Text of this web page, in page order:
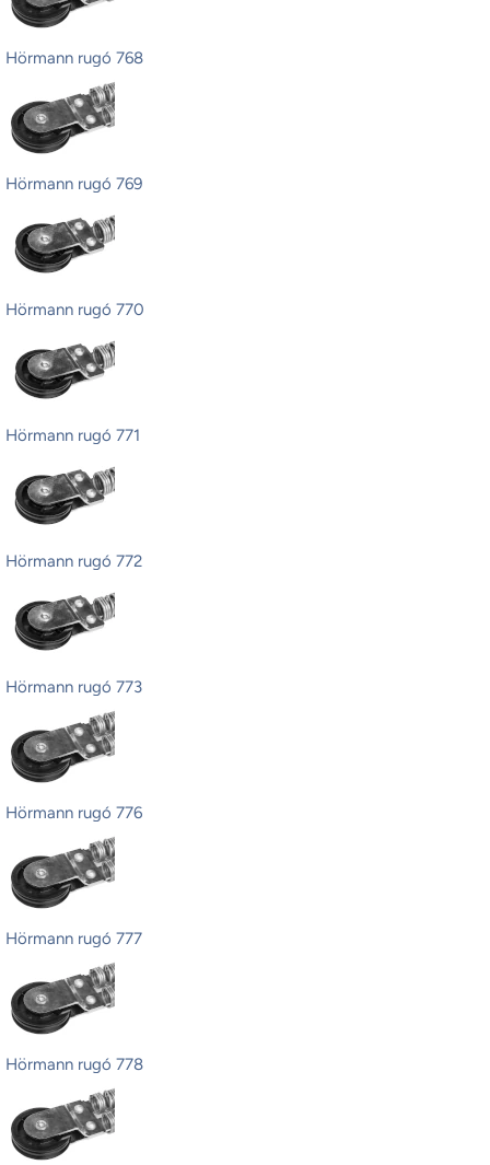
Hörmann rugó 768
Hörmann rugó 769
Hörmann rugó 770
Hörmann rugó 771
Hörmann rugó 772
Hörmann rugó 773
Hörmann rugó 776
Hörmann rugó 777
Hörmann rugó 778